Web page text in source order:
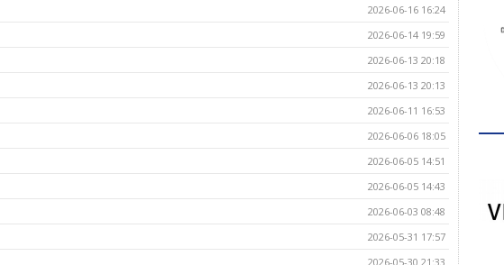
2026-06-16 16:24
2026-06-14 19:59
2026-06-13 20:18
2026-06-13 20:13
2026-06-11 16:53
2026-06-06 18:05
2026-06-05 14:51
2026-06-05 14:43
2026-06-03 08:48
2026-05-31 17:57
2026-05-30 21:33